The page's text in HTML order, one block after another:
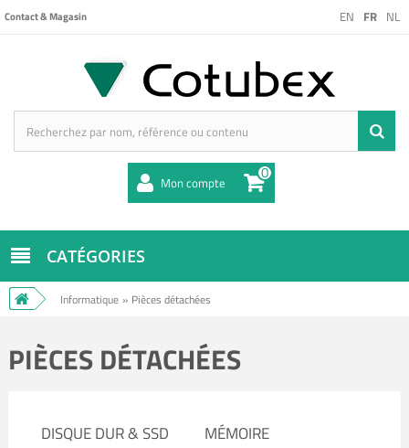
EN FR NL
Contact & Magasin
Mon compte 0
CATÉGORIES
Informatique » Pièces détachées
PIÈCES DÉTACHÉES
DISQUE DUR & SSD MÉMOIRE